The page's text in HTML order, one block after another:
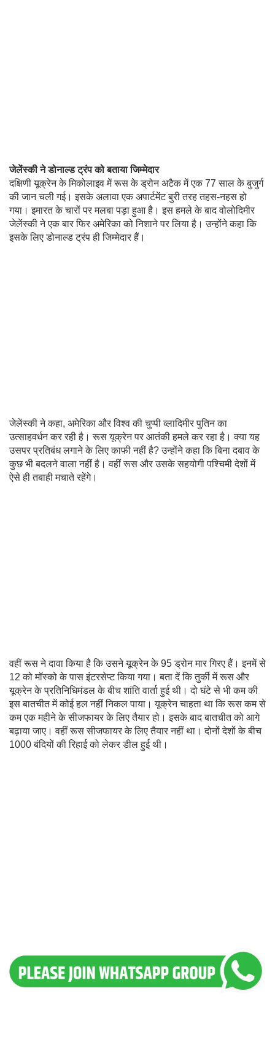
जेलेंस्की ने डोनाल्ड ट्रंप को बताया जिम्मेदार
दक्षिणी यूक्रेन के मिकोलाइव में रूस के ड्रोन अटैक में एक 77 साल के बुजुर्ग
की जान चली गई। इसके अलावा एक अपार्टमेंट बुरी तरह तहस-नहस हो
गया। इमारत के चारों पर मलबा पड़ा हुआ है। इस हमले के बाद वोलोदिमीर
जेलेंस्की ने एक बार फिर अमेरिका को निशाने पर लिया है। उन्होंने कहा कि
इसके लिए डोनाल्ड ट्रंप ही जिम्मेदार हैं।
जेलेंस्की ने कहा, अमेरिका और विश्व की चुप्पी व्लादिमीर पुतिन का
उत्साहवर्धन कर रही है। रूस यूक्रेन पर आतंकी हमले कर रहा है। क्या यह
उसपर प्रतिबंध लगाने के लिए काफी नहीं है? उन्होंने कहा कि बिना दबाव के
कुछ भी बदलने वाला नहीं है। वहीं रूस और उसके सहयोगी पश्चिमी देशों में
ऐसे ही तबाही मचाते रहेंगे।
वहीं रूस ने दावा किया है कि उसने यूक्रेन के 95 ड्रोन मार गिरए हैं। इनमें से
12 को मॉस्को के पास इंटरसेप्ट किया गया। बता दें कि तुर्की में रूस और
यूक्रेन के प्रतिनिधिमंडल के बीच शांति वार्ता हुई थी। दो घंटे से भी कम की
इस बातचीत में कोई हल नहीं निकल पाया। यूक्रेन चाहता था कि रूस कम से
कम एक महीने के सीजफायर के लिए तैयार हो। इसके बाद बातचीत को आगे
बढ़ाया जाए। वहीं रूस सीजफायर के लिए तैयार नहीं था। दोनों देशों के बीच
1000 बंदियों की रिहाई को लेकर डील हुई थी।